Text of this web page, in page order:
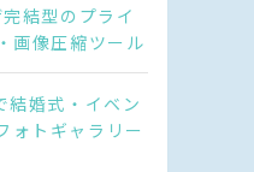
結型のプライ
画像圧縮ツール
婚式・イベン
ォトギャラリー